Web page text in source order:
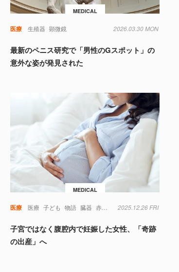
MEDICAL
医療 生殖器 顕微鏡 2026.03.30 MON
最新のペニス研究で「男性のGスポット」の
意外な姿が発見された
遺伝子
MEDICAL
医療 医療 子ども 物語 臓器 赤ちゃん 2025.12.26 FRI
子宮ではなく腹腔内で妊娠した女性、「奇跡
の出産」へ